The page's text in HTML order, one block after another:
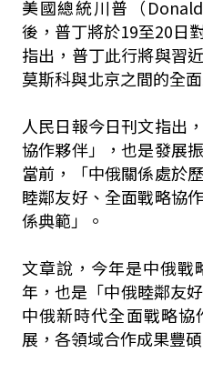
美國總統川普（
後，普丁將於19至20日
指出，普丁此行將與習
莫斯科與北京之間的全
人民日報今日刊文指出
協作夥伴」，也是發展
當前，「中俄關係處於
睦鄰友好、全面戰略協
係典範」。
文章說，今年是中俄戰
年，也是「中俄睦鄰友
中俄新時代全面戰略
展，各領域合作成果豐碩